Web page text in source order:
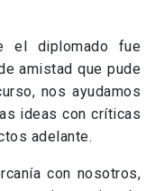
el diplomado fue
amistad que pude
nos ayudamos
ideas con críticas
adelante.
con nosotros,